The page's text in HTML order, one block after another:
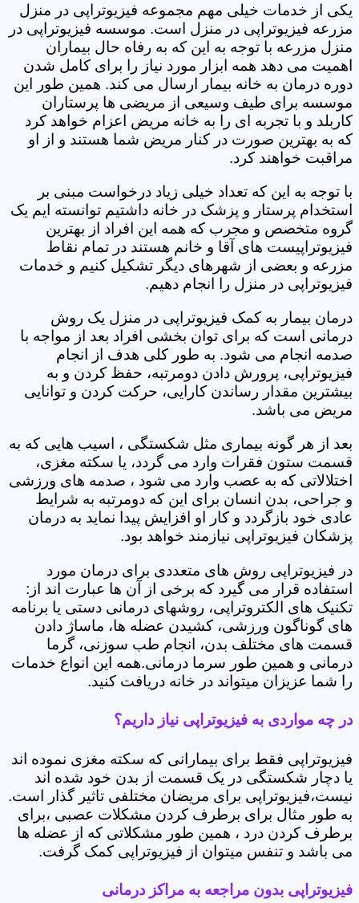
یکی از خدمات خیلی مهم مجموعه فیزیوتراپی در منزل
مزرعه فیزیوتراپی در منزل است. موسسه فیزیوتراپی در
منزل مزرعه با توجه به این که به رفاه حال بیماران
اهمیت می دهد همه ابزار مورد نیاز را برای کامل شدن
دوره درمان به خانه بیمار ارسال می کند. همین طور این
موسسه برای طیف وسیعی از مریضی ها پرستاران
کاربلد و با تجربه ای را به خانه مریض اعزام خواهد کرد
که به بهترین صورت در کنار مریض شما هستند و از او
مراقبت خواهند کرد.
با توجه به این که تعداد خیلی زیاد درخواست مبنی بر
استخدام پرستار و پزشک در خانه داشتیم توانسته ایم یک
گروه متخصص و مجرب که همه این افراد از بهترین
فیزیوتراپیست های آقا و خانم هستند در تمام نقاط
مزرعه و بعضی از شهرهای دیگر تشکیل کنیم و خدمات
فیزیوتراپی در منزل را انجام دهیم.
درمان بیمار به کمک فیزیوتراپی در منزل یک روش
درمانی است که برای توان بخشی افراد بعد از مواجه با
صدمه انجام می شود. به طور کلی هدف از انجام
فیزیوتراپی، پرورش دادن دومرتبه، حفظ کردن و به
بیشترین مقدار رساندن کارایی، حرکت کردن و توانایی
مریض می باشد.
بعد از هر گونه بیماری مثل شکستگی ، اسیب هایی که به
قسمت ستون فقرات وارد می گردد، یا سکته مغزی،
اختلالاتی که به عصب وارد می شود ، صدمه های ورزشی
و جراحی، بدن انسان برای این که دومرتبه به شرایط
عادی خود بازگردد و کار او افزایش پیدا نماید به درمان
پزشکان فیزیوتراپی نیازمند خواهد بود.
در فیزیوتراپی روش های متعددی برای درمان مورد
استفاده قرار می گیرد که برخی از آن ها عبارت اند از:
تکنیک های الکتروتراپی، روشهای درمانی دستی یا برنامه
های گوناگون ورزشی، کشیدن عضله ها، ماساژ دادن
قسمت های مختلف بدن، انجام طب سوزنی، گرما
درمانی و همین طور سرما درمانی.همه این انواع خدمات
را شما عزیزان میتواند در خانه دریافت کنید.
در چه مواردی به فیزیوتراپی نیاز داریم؟
فیزیوتراپی فقط برای بیمارانی که سکته مغزی نموده اند
یا دچار شکستگی در یک قسمت از بدن خود شده اند
نیست،فیزیوتراپی برای مریضان مختلفی تاثیر گذار است.
به طور مثال برای برطرف کردن مشکلات عصبی ،برای
برطرف کردن درد ، همین طور مشکلاتی که از عضله ها
می باشد و تنفس میتوان از فیزیوتراپی کمک گرفت.
فیزیوتراپی بدون مراجعه به مراکز درمانی